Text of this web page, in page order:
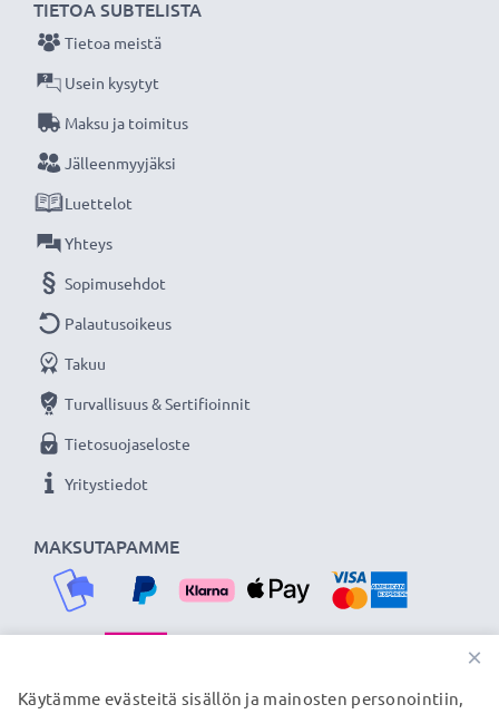
bajonettikiinnityksellä, sopii vain tiettyihin
objektiiveihin
Tekniset tiedot:
Materiaali: Muovi
Muoto:kukkamalli / tulppaani / terälehti
- Vastavalosuoja kukkamalli / tulppaani / terälehti
bajonetti tuotemerkiltä CELLONIC 3 vuoden
takuulla!
MAKSUTAPAMME
TIETOA SUBTELISTA
Tietoa meistä
Usein kysytyt
Maksu ja toimitus
Jälleenmyyjäksi
Luettelot
Yhteys
Sopimusehdot
Palautusoikeus
Takuu
Turvallisuus & Sertifioinnit
Tietosuojaseloste
Yritystiedot
TOIMITUSKUMPPANIMME
×
Käytämme evästeitä sisällön ja mainosten personointiin,